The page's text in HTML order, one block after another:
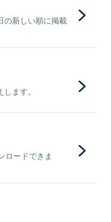
の新しい順に掲載
ます。
ロードできま